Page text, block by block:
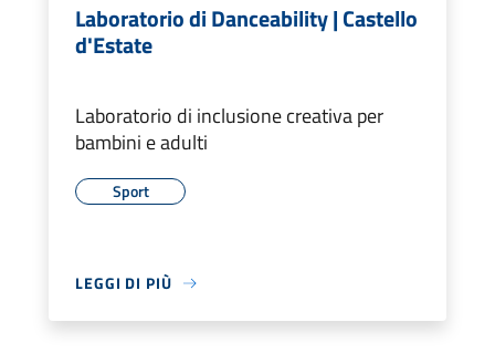
Laboratorio di Danceability | Castello
d'Estate
Laboratorio di inclusione creativa per
bambini e adulti
Sport
LEGGI DI PIÙ